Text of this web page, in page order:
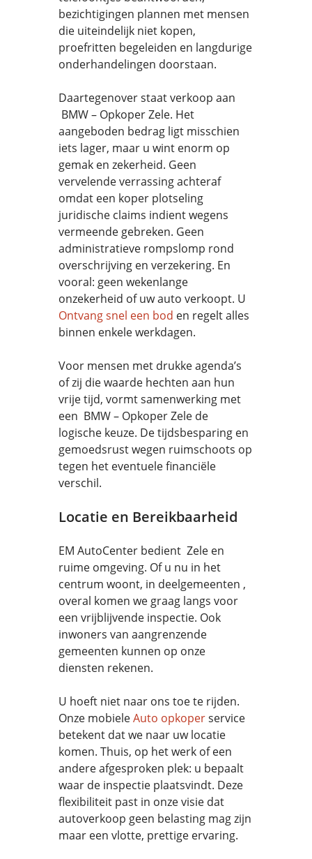
bezichtigingen plannen met mensen
die uiteindelijk niet kopen,
proefritten begeleiden en langdurige
onderhandelingen doorstaan.
Daartegenover staat verkoop aan
BMW – Opkoper Zele. Het
aangeboden bedrag ligt misschien
iets lager, maar u wint enorm op
gemak en zekerheid. Geen
vervelende verrassing achteraf
omdat een koper plotseling
juridische claims indient wegens
vermeende gebreken. Geen
administratieve rompslomp rond
overschrijving en verzekering. En
vooral: geen wekenlange
onzekerheid of uw auto verkoopt. U
Ontvang snel een bod en regelt alles
binnen enkele werkdagen.
Voor mensen met drukke agenda’s
of zij die waarde hechten aan hun
vrije tijd, vormt samenwerking met
een BMW – Opkoper Zele de
logische keuze. De tijdsbesparing en
gemoedsrust wegen ruimschoots op
tegen het eventuele financiële
verschil.
Locatie en Bereikbaarheid
EM AutoCenter bedient Zele en
ruime omgeving. Of u nu in het
centrum woont, in deelgemeenten ,
overal komen we graag langs voor
een vrijblijvende inspectie. Ook
inwoners van aangrenzende
gemeenten kunnen op onze
diensten rekenen.
U hoeft niet naar ons toe te rijden.
Onze mobieleAuto opkoperservice
betekent dat we naar uw locatie
komen. Thuis, op het werk of een
andere afgesproken plek: u bepaalt
waar de inspectie plaatsvindt. Deze
flexibiliteit past in onze visie dat
autoverkoop geen belasting mag zijn
maar een vlotte, prettige ervaring.